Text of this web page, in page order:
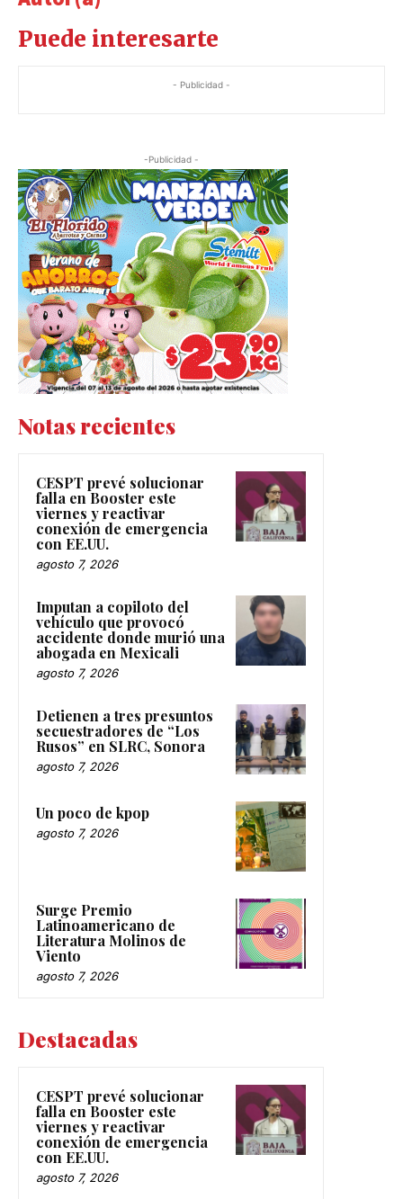
Puede interesarte
- Publicidad -
-Publicidad -
Notas recientes
CESPT prevé solucionar
falla en Booster este
viernes y reactivar
conexión de emergencia
con EE.UU.
agosto 7, 2026
Imputan a copiloto del
vehículo que provocó
accidente donde murió una
abogada en Mexicali
agosto 7, 2026
Detienen a tres presuntos
secuestradores de “Los
Rusos” en SLRC, Sonora
agosto 7, 2026
Un poco de kpop
agosto 7, 2026
Surge Premio
Latinoamericano de
Literatura Molinos de
Viento
agosto 7, 2026
Destacadas
CESPT prevé solucionar
falla en Booster este
viernes y reactivar
conexión de emergencia
con EE.UU.
agosto 7, 2026